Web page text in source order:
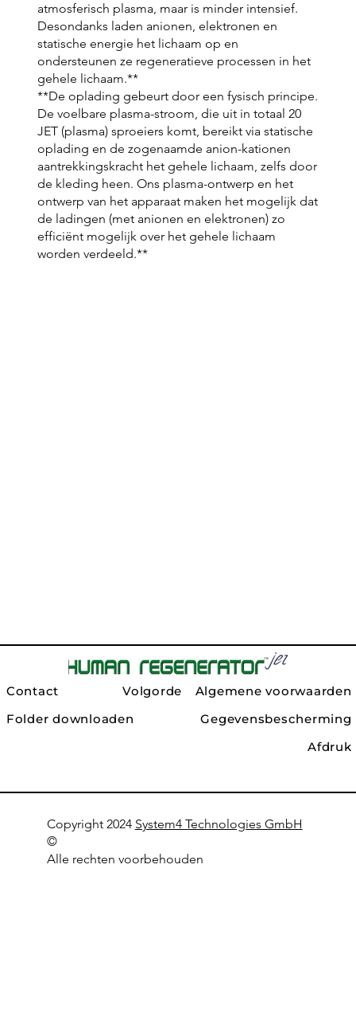
atmosferisch plasma, maar is minder intensief.
Desondanks laden anionen, elektronen en
statische energie het lichaam op en
ondersteunen ze regeneratieve processen in het
gehele lichaam.**
**De oplading gebeurt door een fysisch principe.
De voelbare plasma-stroom, die uit in totaal 20
JET (plasma) sproeiers komt, bereikt via statische
oplading en de zogenaamde anion-kationen
aantrekkingskracht het gehele lichaam, zelfs door
de kleding heen. Ons plasma-ontwerp en het
ontwerp van het apparaat maken het mogelijk dat
de ladingen (met anionen en elektronen) zo
efficiënt mogelijk over het gehele lichaam
worden verdeeld.**
Algemene voorwaarden
Gegevensbescherming
Afdruk
Contact
Volgorde
Folder downloaden
Copyright 2024 System4 Technologies GmbH
©
Alle rechten voorbehouden